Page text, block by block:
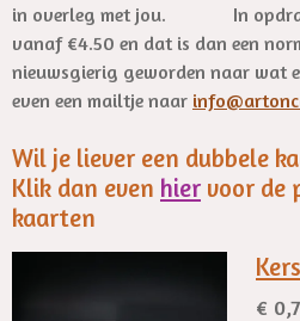
in overleg met jou. In
vanaf €4.50 en dat is dan een
nieuwsgierig geworden naar wat
even een mailtje naar
Wil je liever een dubbele
Klik dan even hier voor de
kaarten
€